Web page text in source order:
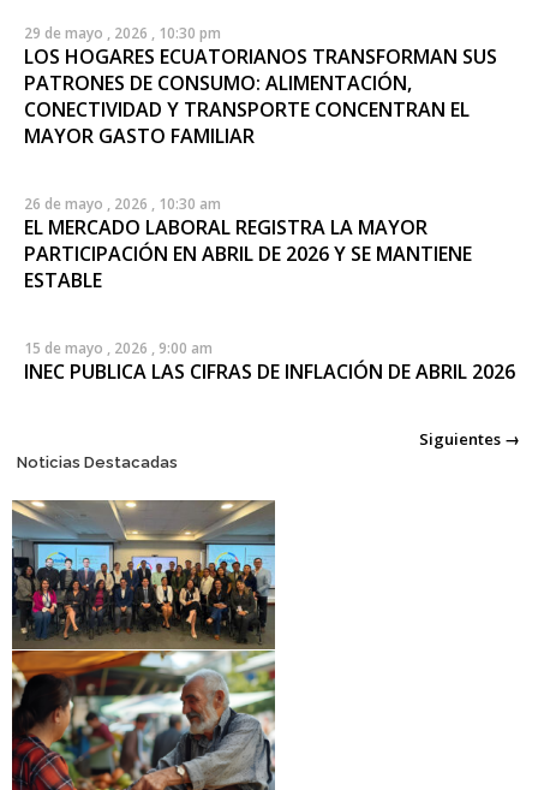
29 de mayo , 2026 , 10:30 pm
LOS HOGARES ECUATORIANOS TRANSFORMAN SUS
PATRONES DE CONSUMO: ALIMENTACIÓN,
CONECTIVIDAD Y TRANSPORTE CONCENTRAN EL
MAYOR GASTO FAMILIAR
26 de mayo , 2026 , 10:30 am
EL MERCADO LABORAL REGISTRA LA MAYOR
PARTICIPACIÓN EN ABRIL DE 2026 Y SE MANTIENE
ESTABLE
15 de mayo , 2026 , 9:00 am
INEC PUBLICA LAS CIFRAS DE INFLACIÓN DE ABRIL 2026
Posts navigation Siguientes →
Noticias Destacadas